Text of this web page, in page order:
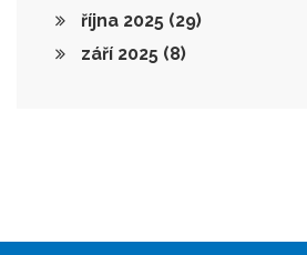
října 2025 (29)
září 2025 (8)